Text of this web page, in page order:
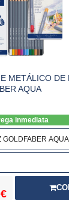
METÁLICO DE
AQUA
inmediata